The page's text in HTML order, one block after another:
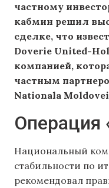
частному
кабмин решил
сделке, что
Doverie United-
компанией,
частным
Nationala
Операция
Национальный
стабильности по
рекомендовал